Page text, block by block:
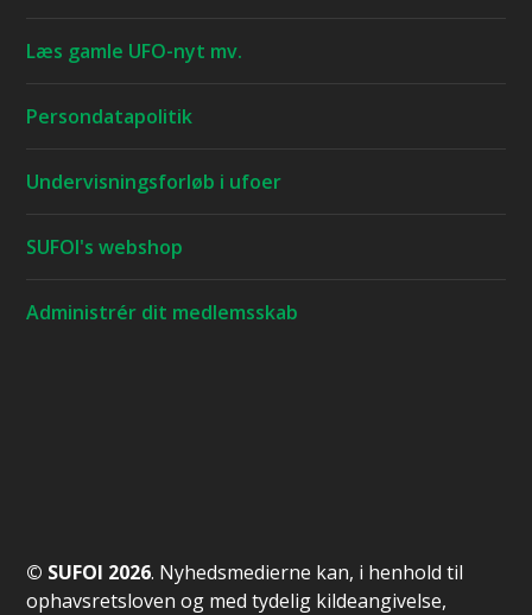
Læs gamle UFO-nyt mv.
Persondatapolitik
Undervisningsforløb i ufoer
SUFOI's webshop
Administrér dit medlemsskab
© SUFOI 2026. Nyhedsmedierne kan, i henhold til
ophavsretsloven og med tydelig kildeangivelse,